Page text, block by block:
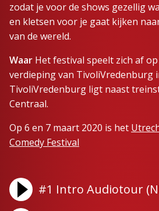
zodat je voor de shows gezellig
en kletsen voor je gaat kijken
van de wereld.
Waar Het festival speelt zich af
verdieping van TivoliVredenburg
TivoliVredenburg ligt naast
Centraal.
Op 6 en 7 maart 2020 is het
Comedy Festival
#1 Intro Audiotour